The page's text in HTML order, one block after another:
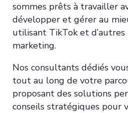
sommes prêts à travailler
développer et gérer au
utilisant TikTok et
marketing.
Nos consultants dédiés
tout au long de votre
proposant des solutions
conseils stratégiques pour